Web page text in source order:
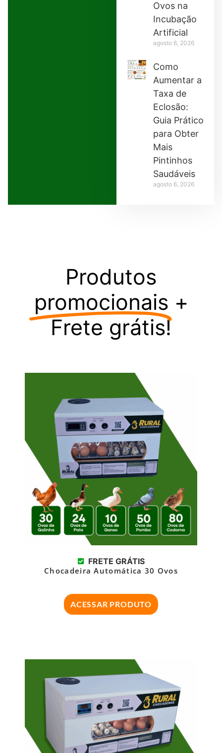
Ovos na
Incubação
Artificial
agosto 6, 2026
Como
Aumentar a
Taxa de
Eclosão:
Guia Prático
para Obter
Mais
Pintinhos
Saudáveis
agosto 6, 2026
Produtos
promocionais +
Frete grátis!
FRETE GRÁTIS
Chocadeira Automática 30 Ovos
ACESSAR PRODUTO